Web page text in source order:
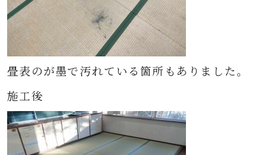
畳表のが墨で汚れている箇所もありました。
施工後